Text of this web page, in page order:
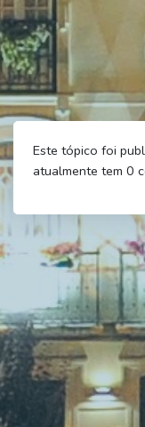
Este tópico foi
atualmente tem 0